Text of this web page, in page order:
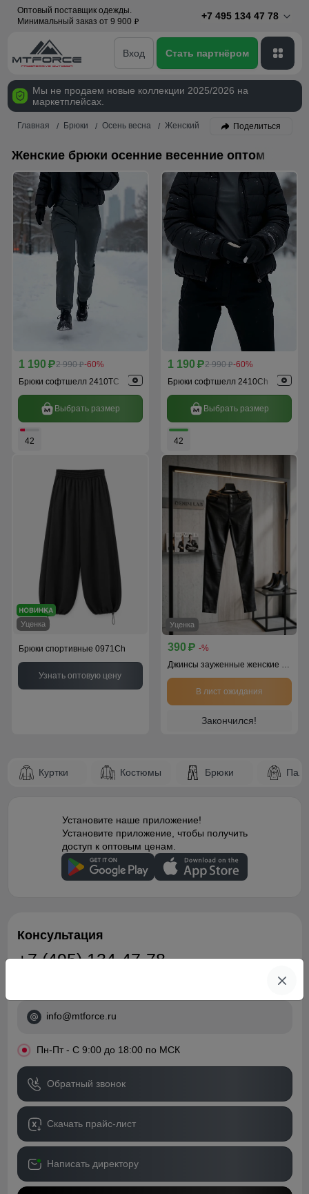
Оптовый поставщик одежды.
Минимальный заказ от 9 900 p
+7 495 134 47 78
Вход Стать партнёром
Мы не продаем новые коллекции 2025/2026 на
маркетплейсах.
Главная Брюки Осень весна Женский Поделиться
Женские брюки осенние весенние оптом
1 190 p2 990 p-60%
Брюки софтшелл 2410TC
Выбрать размер
42
1 190 p2 990 p-60%
Брюки софтшелл 2410Ch
Выбрать размер
42
Уценка
Брюки спортивные 0971Ch
Узнать оптовую цену
Уценка
390 p -%
Джинсы зауженные женские УЦЕНКА черного цвета 0596Ch
В лист ожидания
Закончился!
Куртки Костюмы Брюки
Установите наше приложение!
Установите приложение, чтобы получить
доступ к оптовым ценам.
Консультация
+7 (495) 134-47-78
info@mtforce.ru
• Пн-Пт - С 9:00 до 18:00 по МСК
Обратный звонок
Скачать прайс-лист
Написать директору